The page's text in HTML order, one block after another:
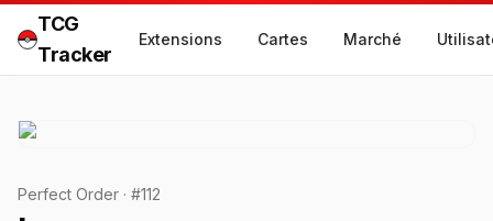
TCG
Tracker
Extensions Cartes Marché
Perfect Order · #112